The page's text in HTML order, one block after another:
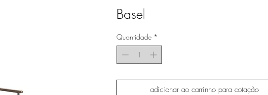
Basel
Quantidade *
adicionar ao carrinho para cotação